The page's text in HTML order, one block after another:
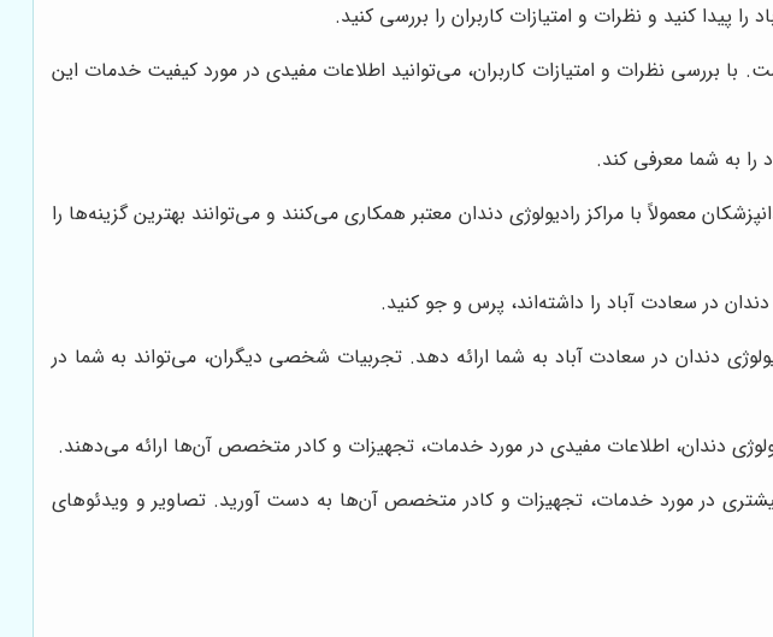
پیدا کنید و نظرات و امتیازات کاربران را بررسی کنید.
با بررسی نظرات و امتیازات کاربران، می‌توانید اطلاعات مفیدی در مورد کیفیت خدمات این
را به شما معرفی کند.
معمولاً با مراکز رادیولوژی دندان معتبر همکاری می‌کنند و می‌توانند بهترین گزینه‌ها را
در سعادت آباد را داشته‌اند، پرس و جو کنید.
دندان در سعادت آباد به شما ارائه دهد. تجربیات شخصی دیگران، می‌تواند به شما در
دندان، اطلاعات مفیدی در مورد خدمات، تجهیزات و کادر متخصص آن‌ها ارائه می‌دهند.
در مورد خدمات، تجهیزات و کادر متخصص آن‌ها به دست آورید. تصاویر و ویدئوهای